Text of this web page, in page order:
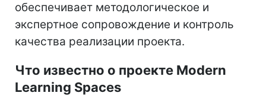
обеспечивает методологическое и
экспертное сопровождение и контроль
качества реализации проекта.
Что известно о проекте Modern
Learning Spaces